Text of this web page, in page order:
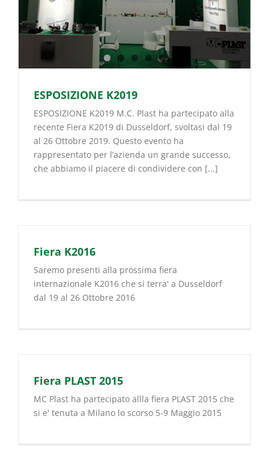
ESPOSIZIONE K2019
ESPOSIZIONE K2019 M.C. Plast ha partecipato alla
recente Fiera K2019 di Dusseldorf, svoltasi dal 19
al 26 Ottobre 2019. Questo evento ha
rappresentato per l’azienda un grande successo,
che abbiamo il piacere di condividere con [...]
Fiera K2016
Saremo presenti alla prossima fiera
internazionale K2016 che si terra' a Dusseldorf
dal 19 al 26 Ottobre 2016
Fiera PLAST 2015
MC Plast ha partecipato allla fiera PLAST 2015 che
si e' tenuta a Milano lo scorso 5-9 Maggio 2015